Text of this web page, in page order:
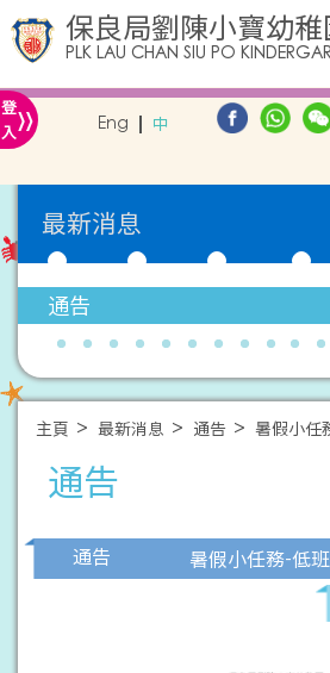
保良局劉陳小寶幼稚
PLK LAU CHAN SIU PO
登
入» Eng 中
最新消息
通告
主頁 最新消息 通告 暑假小任
通告
通告
暑假小任務-低班